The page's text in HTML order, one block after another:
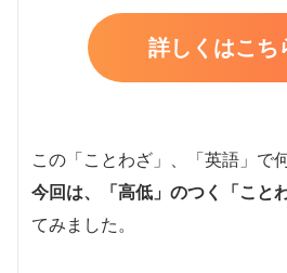
詳しくはこち
この「ことわざ」、「英語」で
今回は、「高低」のつく「こと
てみました。